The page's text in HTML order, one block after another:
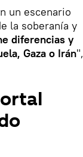
un escenario
la soberanía y
diferencias y
Gaza o Irán",